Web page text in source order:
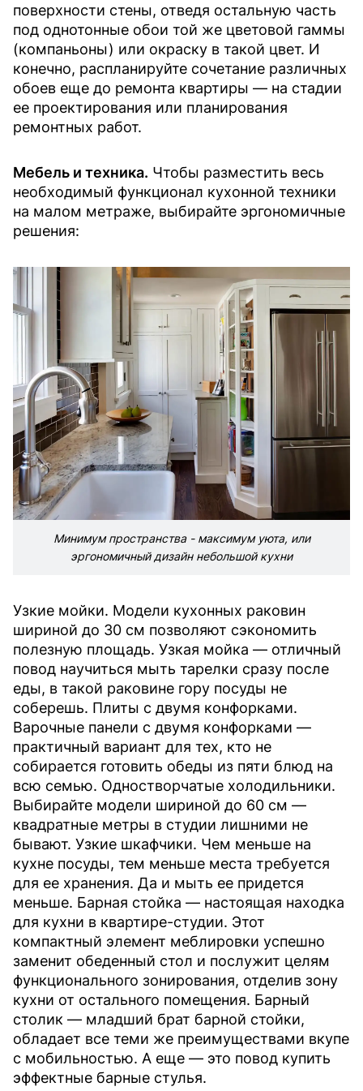
поверхности стены, отведя остальную часть
под однотонные обои той же цветовой гаммы
(компаньоны) или окраску в такой цвет. И
конечно, распланируйте сочетание различных
обоев еще до ремонта квартиры — на стадии
ее проектирования или планирования
ремонтных работ.
Мебель и техника. Чтобы разместить весь
необходимый функционал кухонной техники
на малом метраже, выбирайте эргономичные
решения:
Минимум пространства - максимум уюта, или
эргономичный дизайн небольшой кухни
Узкие мойки. Модели кухонных раковин
шириной до 30 см позволяют сэкономить
полезную площадь. Узкая мойка — отличный
повод научиться мыть тарелки сразу после
еды, в такой раковине гору посуды не
соберешь. Плиты с двумя конфорками.
Варочные панели с двумя конфорками —
практичный вариант для тех, кто не
собирается готовить обеды из пяти блюд на
всю семью. Одностворчатые холодильники.
Выбирайте модели шириной до 60 см —
квадратные метры в студии лишними не
бывают. Узкие шкафчики. Чем меньше на
кухне посуды, тем меньше места требуется
для ее хранения. Да и мыть ее придется
меньше. Барная стойка — настоящая находка
для кухни в квартире-студии. Этот
компактный элемент меблировки успешно
заменит обеденный стол и послужит целям
функционального зонирования, отделив зону
кухни от остального помещения. Барный
столик — младший брат барной стойки,
обладает все теми же преимуществами вкупе
с мобильностью. А еще — это повод купить
эффектные барные стулья.